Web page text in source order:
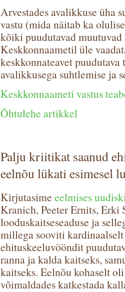
Arvestades avalikkuse üha
vastu (mida näitab ka
kõiki puudutavad
Keskkonnaametil üle
keskkonnateavet
avalikkusega suhtlemise ja
Keskkonnaameti vastus
Õhtulehe artikkel
Palju kriitikat saanud
eelnõu lükati esimesel
Kirjutasime eelmises
Kranich, Peeter Ernits, Erki
looduskaitseseaduse ja
millega sooviti
ehituskeeluvööndit
ranna ja kalda kaitseks,
kaitseks. Eelnõu kohaselt
võimaldades katkestada